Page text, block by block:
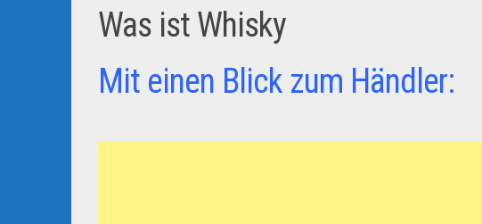
Was ist Whisky
Mit einen Blick zum Händler: